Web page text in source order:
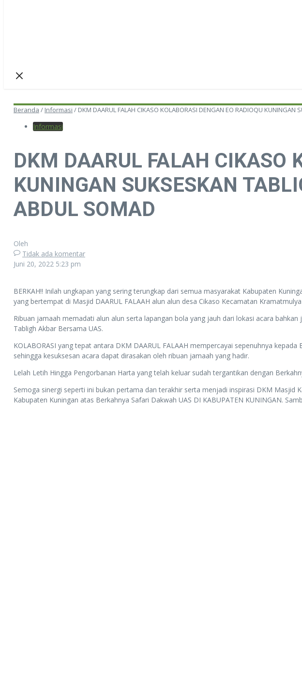
Beranda / Informasi / DKM DAARUL FALAH CIKASO KOLABORASI DENGAN EO RADIOQU KUNINGAN
Informasi
DKM DAARUL FALAH CIKASO
KUNINGAN SUKSESKAN
ABDUL SOMAD
Oleh
Tidak ada komentar
Juni 20, 2022 5:23 pm
BERKAH!! Inilah ungkapan yang sering terungkap dari semua masyarakat Kabupaten
yang bertempat di Masjid DAARUL FALAAH alun alun desa Cikaso Kecamatan
Ribuan jamaah memadati alun alun serta lapangan bola yang jauh dari lokasi acara
Tabligh Akbar Bersama UAS.
KOLABORASI yang tepat antara DKM DAARUL FALAAH mempercayai sepenuhnya
sehingga kesuksesan acara dapat dirasakan oleh ribuan jamaah yang hadir.
Lelah Letih Hingga Pengorbanan Harta yang telah keluar sudah tergantikan dengan
Semoga sinergi seperti ini bukan pertama dan terakhir serta menjadi inspirasi DKM Masjid
Kabupaten Kuningan atas Berkahnya Safari Dakwah UAS DI KABUPATEN KUNINGAN.